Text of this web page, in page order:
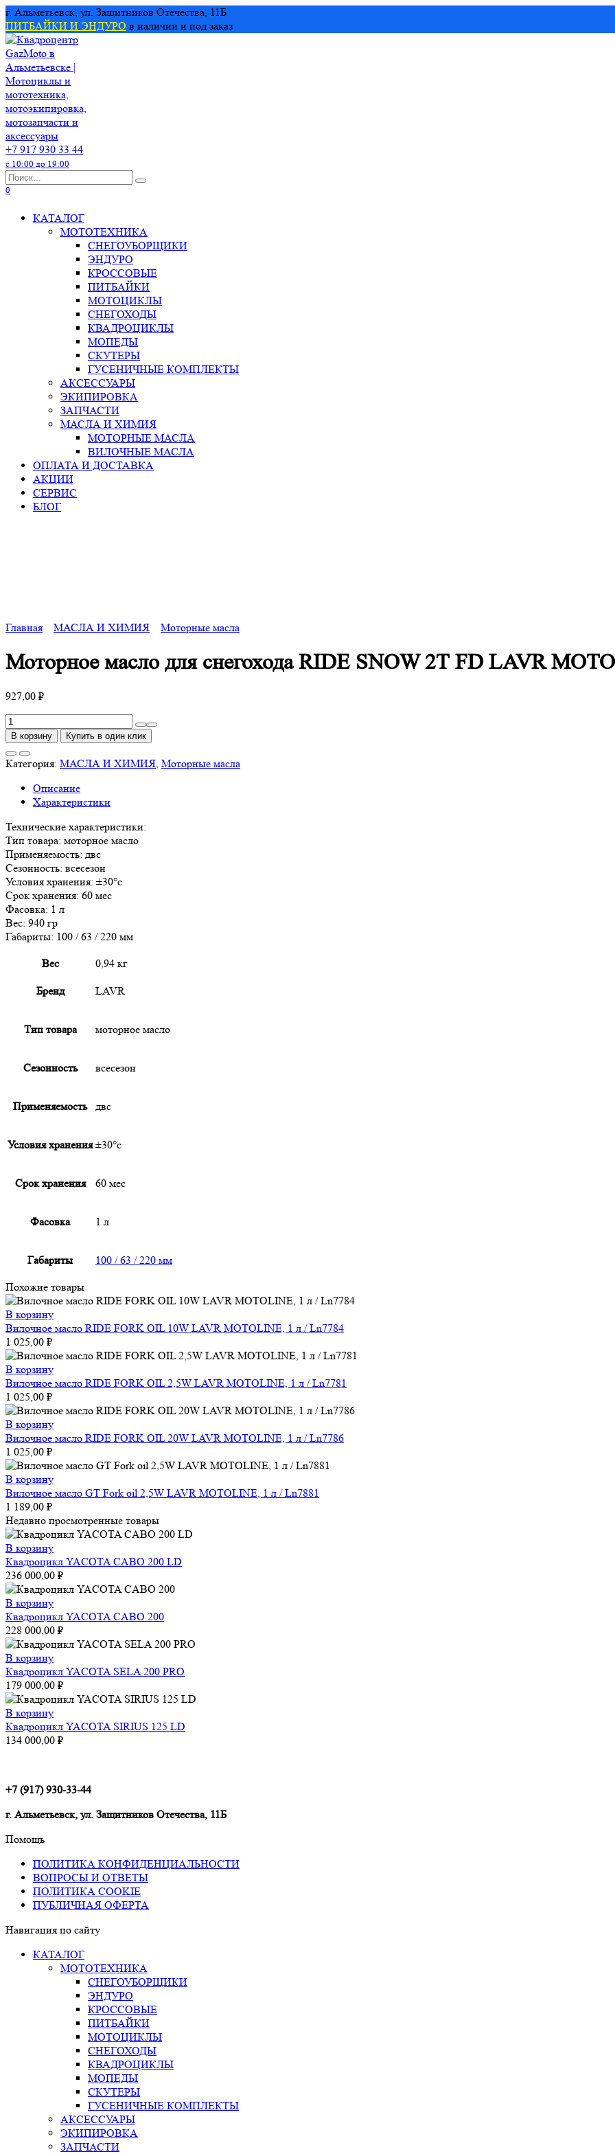
Перейти
к
содержанию
г. Альметьевск, ул. Защитников Отечества, 11Б
ПИТБАЙКИ И ЭНДУРО в наличии и под заказ
+7 917 930 33 44
с 10:00 до 19:00
Search
for:
0
КАТАЛОГ
МОТОТЕХНИКА
СНЕГОУБОРЩИКИ
ЭНДУРО
КРОССОВЫЕ
ПИТБАЙКИ
МОТОЦИКЛЫ
СНЕГОХОДЫ
КВАДРОЦИКЛЫ
МОПЕДЫ
СКУТЕРЫ
ГУСЕНИЧНЫЕ КОМПЛЕКТЫ
АКСЕССУАРЫ
ЭКИПИРОВКА
ЗАПЧАСТИ
МАСЛА И ХИМИЯ
МОТОРНЫЕ МАСЛА
ВИЛОЧНЫЕ МАСЛА
ОПЛАТА И ДОСТАВКА
АКЦИИ
СЕРВИС
БЛОГ
Главная МАСЛА И ХИМИЯ Моторные масла
Моторное масло для снегохода RIDE SNOW 2Т FD LAVR
927,00 ₽
Количество
товара
масло
снегохода
RIDE
2Т
FD
LAVR
MOTOLINE,
1
л
/
Ln7761
В корзину Купить в один клик
Категория: МАСЛА И ХИМИЯ, Моторные масла
Описание
Характеристики
Технические характеристики:
Тип товара: моторное масло
Применяемость: двс
Сезонность: всесезон
Условия хранения: ±30°с
Срок хранения: 60 мес
Фасовка: 1 л
Вес: 940 гр
Габариты: 100 / 63 / 220 мм
Вес 0,94 кг
Бренд LAVR
Тип товара моторное масло
Сезонность всесезон
Применяемость двс
Условия хранения ±30°с
Срок хранения 60 мес
Фасовка 1 л
Габариты 100 / 63 / 220 мм
Похожие товары
В корзину
Вилочное масло RIDE FORK OIL 10W LAVR MOTOLINE, 1 л / Ln7784
1 025,00 ₽
В корзину
Вилочное масло RIDE FORK OIL 2,5W LAVR MOTOLINE, 1 л / Ln7781
1 025,00 ₽
В корзину
Вилочное масло RIDE FORK OIL 20W LAVR MOTOLINE, 1 л / Ln7786
1 025,00 ₽
В корзину
Вилочное масло GT Fork oil 2,5W LAVR MOTOLINE, 1 л / Ln7881
1 189,00 ₽
Недавно просмотренные товары
В корзину
Квадроцикл YACOTA CABO 200 LD
236 000,00 ₽
В корзину
Квадроцикл YACOTA CABO 200
228 000,00 ₽
В корзину
Квадроцикл YACOTA SELA 200 PRO
179 000,00 ₽
В корзину
Квадроцикл YACOTA SIRIUS 125 LD
134 000,00 ₽
+7 (917) 930-33-44
г. Альметьевск, ул. Защитников Отечества, 11Б
Помощь
ПОЛИТИКА КОНФИДЕНЦИАЛЬНОСТИ
ВОПРОСЫ И ОТВЕТЫ
ПОЛИТИКА COOKIE
ПУБЛИЧНАЯ ОФЕРТА
Навигация по сайту
КАТАЛОГ
МОТОТЕХНИКА
СНЕГОУБОРЩИКИ
ЭНДУРО
КРОССОВЫЕ
ПИТБАЙКИ
МОТОЦИКЛЫ
СНЕГОХОДЫ
КВАДРОЦИКЛЫ
МОПЕДЫ
СКУТЕРЫ
ГУСЕНИЧНЫЕ КОМПЛЕКТЫ
АКСЕССУАРЫ
ЭКИПИРОВКА
ЗАПЧАСТИ